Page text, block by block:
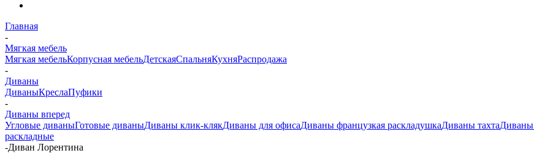
Главная
-
Мягкая мебель
Мягкая мебельКорпусная мебельДетскаяСпальняКухняРаспродажа
-
Диваны
ДиваныКреслаПуфики
-
Диваны вперед
Угловые диваныГотовые диваныДиваны клик-клякДиваны для офисаДиваны французкая раскладушкаДиваны тахтаДиваны
раскладные
-Диван Лорентина